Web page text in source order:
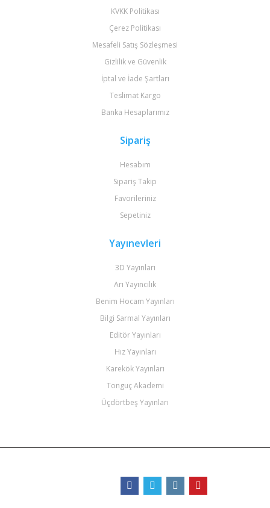
KVKK Politikası
Çerez Politikası
Mesafeli Satış Sözleşmesi
Gizlilik ve Güvenlik
İptal ve İade Şartları
Teslimat Kargo
Banka Hesaplarımız
Sipariş
Hesabım
Sipariş Takip
Favorileriniz
Sepetiniz
Yayınevleri
3D Yayınları
Arı Yayıncılık
Benim Hocam Yayınları
Bilgi Sarmal Yayınları
Editör Yayınları
Hız Yayınları
Karekök Yayınları
Tonguç Akademi
Üçdörtbeş Yayınları